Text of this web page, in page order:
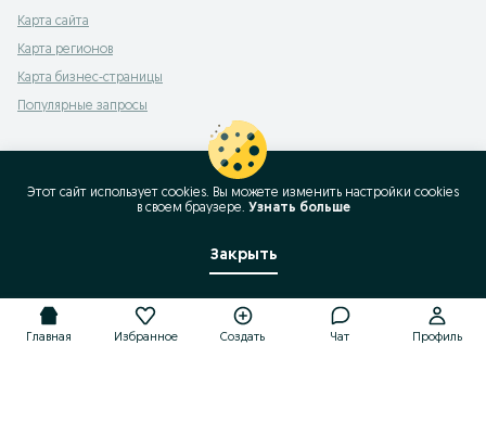
Карта сайта
Карта регионов
Карта бизнес-страницы
Популярные запросы
Главная Избранное Создать Чат Профиль
Этот сайт использует cookies. Вы можете изменить настройки cookies
в своeм браузере. Узнать больше
Закрыть